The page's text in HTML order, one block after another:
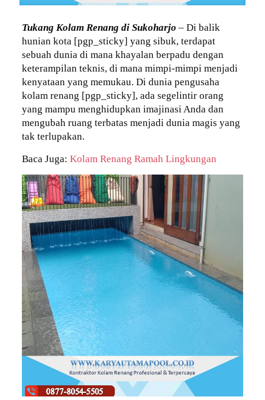
Tukang Kolam Renang di Sukoharjo – Di balik
hunian kota [pgp_sticky] yang sibuk, terdapat
sebuah dunia di mana khayalan berpadu dengan
keterampilan teknis, di mana mimpi-mimpi menjadi
kenyataan yang memukau. Di dunia pengusaha
kolam renang [pgp_sticky], ada segelintir orang
yang mampu menghidupkan imajinasi Anda dan
mengubah ruang terbatas menjadi dunia magis yang
tak terlupakan.
Baca Juga: Kolam Renang Ramah Lingkungan